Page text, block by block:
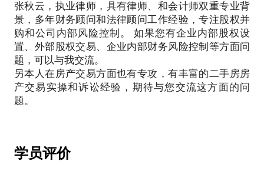
张秋云，执业律师，具有律师、和会计师双重专业背
景，多年财务顾问和法律顾问工作经验，专注股权并
购和公司内部风险控制。 如果您有企业内部股权设
置、外部股权交易、企业内部财务风险控制等方面问
题，可以与我交流。
另本人在房产交易方面也有专攻，有丰富的二手房房
产交易实操和诉讼经验，期待与您交流这方面的问
题。
学员评价